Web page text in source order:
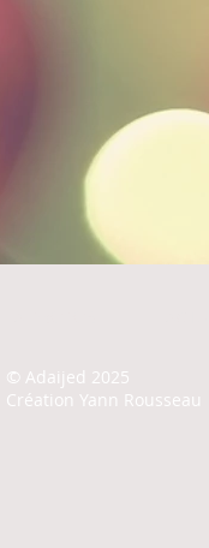
© Adaijed 2025
Création Yann Rousseau